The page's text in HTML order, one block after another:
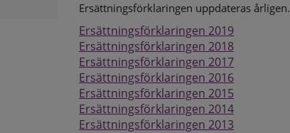
Ersättningsförklaringen uppdateras årligen.
Ersättningsförklaringen 2019
Ersättningsförklaringen 2018
Ersättningsförklaringen 2017
Ersättningsförklaringen 2016
Ersättningsförklaringen 2015
Ersättningsförklaringen 2014
Ersättningsförklaringen 2013